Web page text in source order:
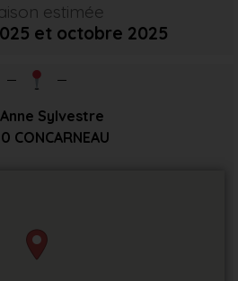
estimée
et octobre 2025
Sylvestre
CONCARNEAU